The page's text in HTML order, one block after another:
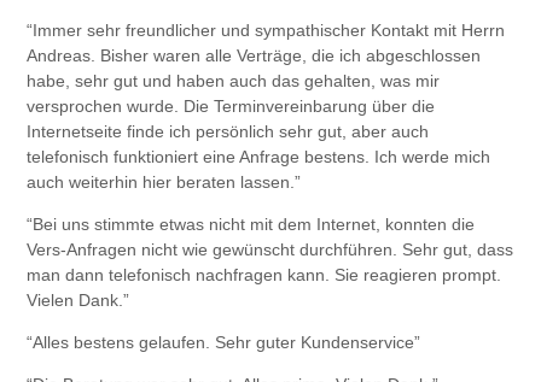
“Immer sehr freundlicher und sympathischer Kontakt mit Herrn
Andreas. Bisher waren alle Verträge, die ich abgeschlossen
habe, sehr gut und haben auch das gehalten, was mir
versprochen wurde. Die Terminvereinbarung über die
Internetseite finde ich persönlich sehr gut, aber auch
telefonisch funktioniert eine Anfrage bestens. Ich werde mich
auch weiterhin hier beraten lassen.”
“Bei uns stimmte etwas nicht mit dem Internet, konnten die
Vers-Anfragen nicht wie gewünscht durchführen. Sehr gut, dass
man dann telefonisch nachfragen kann. Sie reagieren prompt.
Vielen Dank.”
“Alles bestens gelaufen. Sehr guter Kundenservice”